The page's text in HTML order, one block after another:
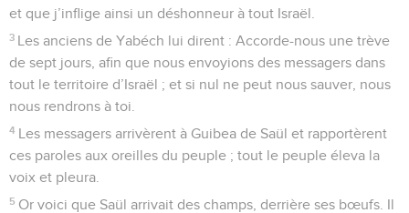
et que j’inflige ainsi un déshonneur à tout Israël.
3 Les anciens de Yabéch lui dirent : Accorde-nous une trève
de sept jours, afin que nous envoyions des messagers dans
tout le territoire d’Israël ; et si nul ne peut nous sauver, nous
nous rendrons à toi.
4 Les messagers arrivèrent à Guibea de Saül et rapportèrent
ces paroles aux oreilles du peuple ; tout le peuple éleva la
voix et pleura.
5 Or voici que Saül arrivait des champs, derrière ses bœufs. Il